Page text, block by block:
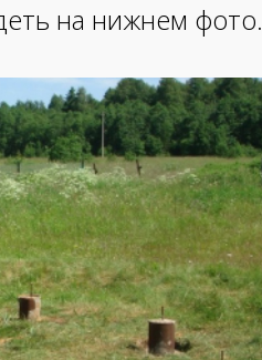
на нижнем фото.